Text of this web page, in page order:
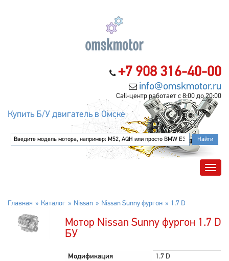
+7 908 316-40-00
info@omskmotor.ru
Call-центр работает с 8:00 до 20:00
Купить Б/У двигатель в Омске
Главная Каталог Nissan Nissan Sunny фургон 1.7 D
Мотор Nissan Sunny фургон 1.7 D
БУ
Модификация
1.7 D